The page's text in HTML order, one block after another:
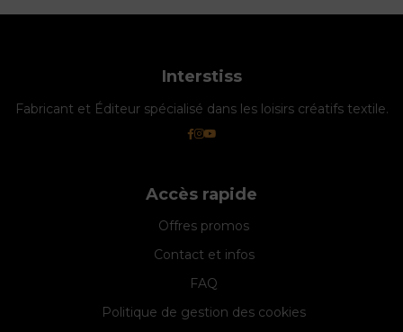
Interstiss
Fabricant et Éditeur spécialisé dans les loisirs créatifs textile.
Accès rapide
Offres promos
Contact et infos
FAQ
Politique de gestion des cookies